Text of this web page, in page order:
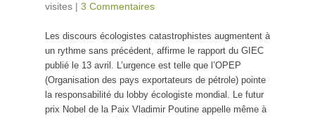
visites | 3 Commentaires
Les discours écologistes catastrophistes augmentent à
un rythme sans précédent, affirme le rapport du GIEC
publié le 13 avril. L’urgence est telle que l’OPEP
(Organisation des pays exportateurs de pétrole) pointe
la responsabilité du lobby écologiste mondial. Le futur
prix Nobel de la Paix Vladimir Poutine appelle même à